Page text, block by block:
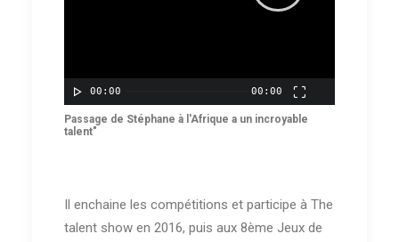
00:00 00:00
Passage de Stéphane à l'Afrique a un incroyable
talent"
Il enchaine les compétitions et participe à The
talent show en 2016, puis aux 8ème Jeux de